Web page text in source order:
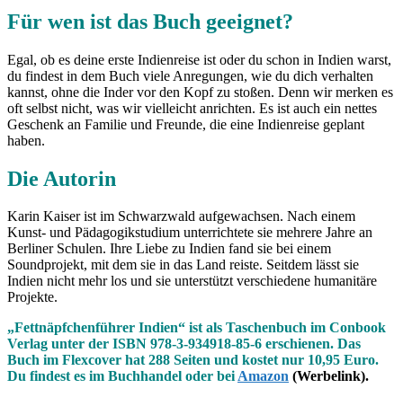
Für wen ist das Buch geeignet?
Egal, ob es deine erste Indienreise ist oder du schon in Indien warst,
du findest in dem Buch viele Anregungen, wie du dich verhalten
kannst, ohne die Inder vor den Kopf zu stoßen. Denn wir merken es
oft selbst nicht, was wir vielleicht anrichten. Es ist auch ein nettes
Geschenk an Familie und Freunde, die eine Indienreise geplant
haben.
Die Autorin
Karin Kaiser ist im Schwarzwald aufgewachsen. Nach einem
Kunst- und Pädagogikstudium unterrichtete sie mehrere Jahre an
Berliner Schulen. Ihre Liebe zu Indien fand sie bei einem
Soundprojekt, mit dem sie in das Land reiste. Seitdem lässt sie
Indien nicht mehr los und sie unterstützt verschiedene humanitäre
Projekte.
„Fettnäpfchenführer Indien“ ist als Taschenbuch im Conbook
Verlag unter der ISBN 978-3-934918-85-6 erschienen. Das
Buch im Flexcover hat 288 Seiten und kostet nur 10,95 Euro.
Du findest es im Buchhandel oder beiAmazon (Werbelink).